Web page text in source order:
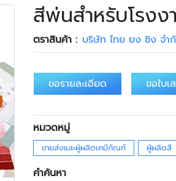
สีพ่นสำหรับโรงง
ตราสินค้า : บริษัท ไทย ยง ซิง จำ
ขอรายละเอียด ขอใบเ
หมวดหมู่
ขายส่งและผู้ผลิตเคมีภัณฑ์ ผู้ผลิตสี
คำค้นหา